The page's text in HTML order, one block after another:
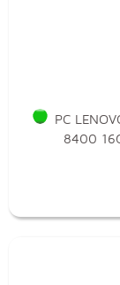
PC
8400